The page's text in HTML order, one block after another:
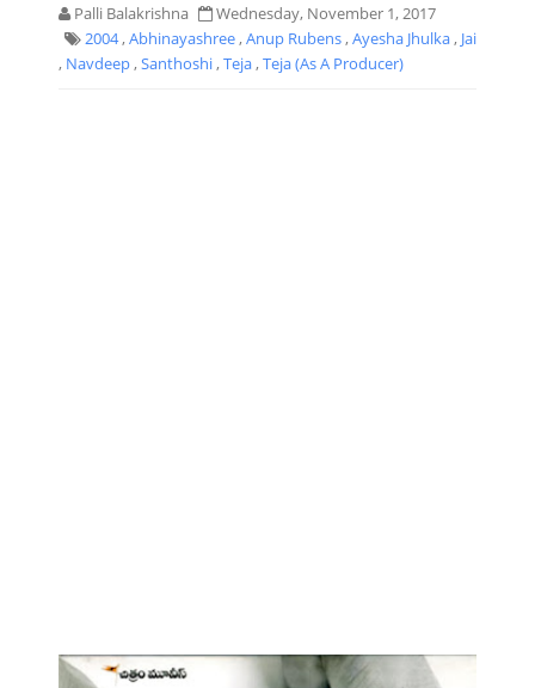
Palli Balakrishna
Wednesday, November 1, 2017
2004,Abhinayashree,Anup Rubens,Ayesha Jhulka, Jai
, Navdeep,Santhoshi,Teja,Teja (As A Producer)